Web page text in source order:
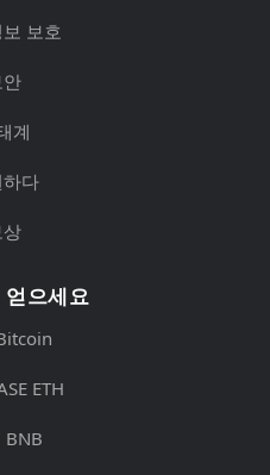
보호
안
계
다
상
얻으세요
ETH
BNB